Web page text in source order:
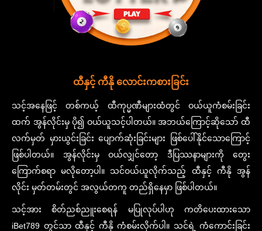
ထီနှင့် ကီနို လောင်းကစားခြင်း
သင့်အနေဖြင့် တစ်ကယ့် ထီကုပ္မဏီများထံတွင် ဝယ်ယူကံစမ်းခြင်း
ထက် အွန်လိုင်းမှ ပို၍ ဝယ်ယူသင့်ပါတယ်။ အဘယ်ကြောင့်ဆိုသော် ထီ
လက်မှတ် မှားယွင်းခြင်း ပျောက်ဆုံးခြင်းများ ဖြစ်ပေါ်နိုင်သောကြောင့်
ဖြစ်ပါတယ်။ အွန်လိုင်းမှ ဝယ်လျှင်တော့ ဒီပြဿနာများကို တွေး
ကြောက်စရာ မလိုတော့ပါ။ သင်ဝယ်ယူလိုက်သည့် ထီနှင့် ကီနို အွန်
လိုင်း မှတ်တမ်းတွင် အလွယ်တကူ တည်ရှိနေမှာ ဖြစ်ပါတယ်။
သင့်အား စိတ်ညစ်ညူးစေရန် မပြုလုပ်ပါဟု ကတိပေးထားသော
iBet789 တွင်သာ ထီနှင့် ကီနို ကံစမ်းလိုက်ပါ။ သင်ရဲ့ ကံကောင်းခြင်း